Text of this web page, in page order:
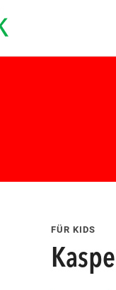
FÜR KIDS
statt
statt